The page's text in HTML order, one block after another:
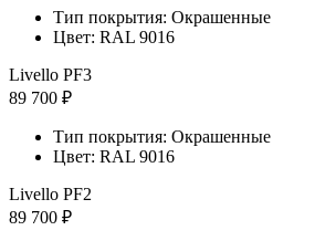
Тип покрытия: Окрашенные
Цвет: RAL 9016
Livello PF3
89 700 ₽
Тип покрытия: Окрашенные
Цвет: RAL 9016
Livello PF2
89 700 ₽